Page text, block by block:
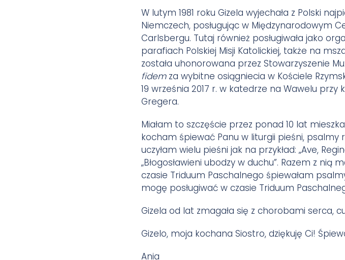
W lutym 1981 roku Gizela wyjechała z Polski
Niemczech, posługując w Międzynarodowym
Carlsbergu. Tutaj również posługiwała jako
parafiach Polskiej Misji Katolickiej, także na
została uhonorowana przez Stowarzyszenie
fidemza wybitne osiągniecia w Kościele
19 września 2017 r. w katedrze na Wawelu przy
Gregera.
Miałam to szczęście przez ponad 10 lat
kocham śpiewać Panu w liturgii pieśni,
uczyłam wielu pieśni jak na przykład: „Ave,
„Błogosławieni ubodzy w duchu”. Razem z nią
czasie Triduum Paschalnego śpiewałam
mogę posługiwać w czasie Triduum
Gizela od lat zmagała się z chorobami serca,
Gizelo, moja kochana Siostro, dziękuję Ci!
Ania